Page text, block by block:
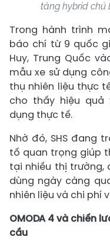
tảng hybrid chủ
Trong hành trình
báo chí từ 9 quốc
Huy, Trung Quốc
mẫu xe sử dụng
thụ nhiên liệu thực
cho thấy hiệu quả
dụng thực tế.
Nhờ đó, SHS đang
tố quan trọng giúp
tại nhiều thị
dùng ngày càng
nhiên liệu và chi phí
OMODA 4 và chiến
cầu